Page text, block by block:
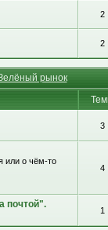
2
2
рынок
3
или о чём-то
4
почтой".
1